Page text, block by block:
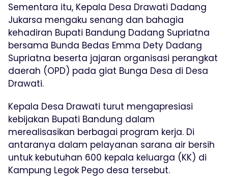
Sementara itu, Kepala Desa Drawati Dadang
Jukarsa mengaku senang dan bahagia
kehadiran Bupati Bandung Dadang Supriatna
bersama Bunda Bedas Emma Dety Dadang
Supriatna beserta jajaran organisasi perangkat
daerah (OPD) pada giat Bunga Desa di Desa
Drawati.
Kepala Desa Drawati turut mengapresiasi
kebijakan Bupati Bandung dalam
merealisasikan berbagai program kerja. Di
antaranya dalam pelayanan sarana air bersih
untuk kebutuhan 600 kepala keluarga (KK) di
Kampung Legok Pego desa tersebut.